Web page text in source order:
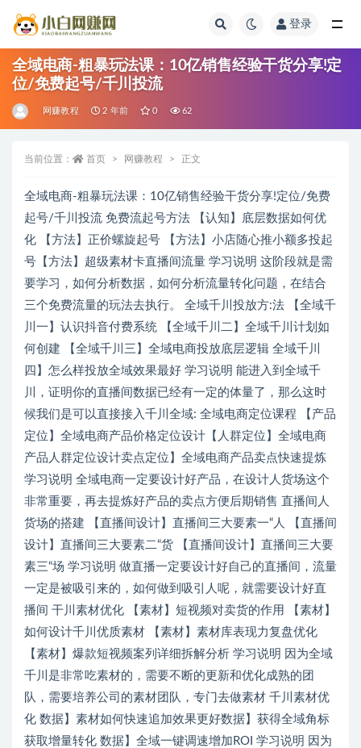
登录
全域电商-粗暴玩法课：10亿销售经验干货分享!定
位/免费起号/千川投流
网赚教程 2 年前 0 62
当前位置： 首页 网赚教程 正文
全域电商-粗暴玩法课：10亿销售经验干货分享!定位/免费
起号/千川投流 免费流起号方法 【认知】底层数据如何优
化 【方法】正价螺旋起号 【方法】小店随心推小额多投起
号【方法】超级素材卡直播间流量 学习说明 这阶段就是需
要学习，如何分析数据，如何分析流量转化问题，在结合
三个免费流量的玩法去执行。 全域千川投放方:法 【全域千
川一】认识抖音付费系统 【全域千川二】全域千川计划如
何创建 【全域千川三】全域电商投放底层逻辑 全域千川
四】怎么样投放全域效果最好 学习说明 能进入到全域千
川，证明你的直播间数据已经有一定的体量了，那么这时
候我们是可以直接接入千川全域: 全域电商定位课程 【产品
定位】全域电商产品价格定位设计【人群定位】全域电商
产品人群定位设计卖点定位】全域电商产品卖点快速提炼
学习说明 全域电商一定要设计好产品，在设计人货场这个
非常重要，再去提炼好产品的卖点方便后期销售 直播间人
货场的搭建 【直播间设计】直播间三大要素一“人 【直播间
设计】直播间三大要素二“货 【直播间设计】直播间三大要
素三“场 学习说明 做直播一定要设计好自己的直播间，流量
一定是被吸引来的，如何做到吸引人呢，就需要设计好直
播间 干川素材优化 【素材】短视频对卖货的作用 【素材】
如何设计千川优质素材 【素材】素材库表现力复盘优化
【素材】爆款短视频案列详细拆解分析 学习说明 因为全域
千川是非常吃素材的，需要不断的更新和优化成熟的团
队，需要培养公司的素材团队，专门去做素材 千川素材优
化 数据】素材如何快速追加效果更好数据】获得全域角标
获取增量转化 数据】全域一键调速增加ROI 学习说明 因为